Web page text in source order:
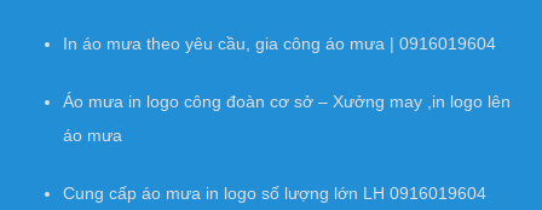
In áo mưa theo yêu cầu, gia công áo mưa | 0916019604
Áo mưa in logo công đoàn cơ sở – Xưởng may ,in logo lên
áo mưa
Cung cấp áo mưa in logo số lượng lớn LH 0916019604